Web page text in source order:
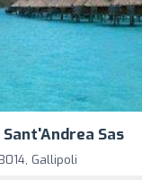
Sas
Gallipoli